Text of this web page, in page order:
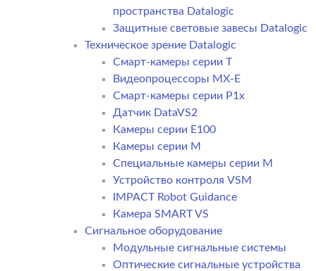
пространства Datalogic
Защитные световые завесы Datalogic
Техническое зрение Datalogic
Смарт-камеры серии T
Видеопроцессоры MX-E
Смарт-камеры серии P1x
Датчик DataVS2
Камеры серии E100
Камеры серии M
Специальные камеры серии M
Устройство контроля VSM
IMPACT Robot Guidance
Камера SMART VS
Cигнальное оборудование
Модульные сигнальные системы
Оптические сигнальные устройства